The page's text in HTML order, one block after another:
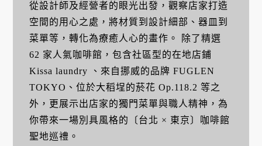
從設計師及經營者的眼光出發，觀察店家打造
空間的用心之處，將材質到設計細部、器皿到
菜單等，轉化為療癒人心的畫作。 除了精選
62 家人氣咖啡館，包含社區型的在地店鋪
Kissa laundry 、來自挪威的品牌 FUGLEN
TOKYO、位於大稻埕的菸花 Op.118.2 等之
外，更展示出店家的獨門菜單與職人精神，為
你帶來一場別具風格的〔台北 × 東京〕咖啡館
聖地巡禮。